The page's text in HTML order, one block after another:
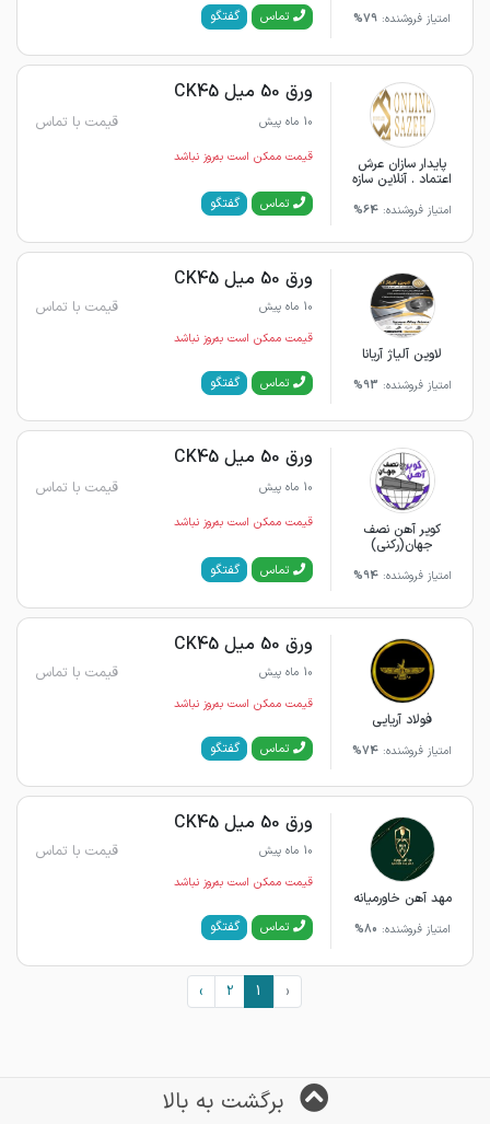
امتیاز فروشنده: 79% تماس گفتگو
پایدار سازان عرش
اعتماد . آنلاین سازه
امتیاز فروشنده:64%
ورق 50 میل CK45
10 ماه پیش قیمت با تماس
قیمت ممکن است به‌روز نباشد
تماس گفتگو
لاوین آلیاژ آریانا
امتیاز فروشنده: 93%
ورق 50 میل CK45
10 ماه پیش قیمت با تماس
قیمت ممکن است به‌روز نباشد
تماس گفتگو
کویر آهن نصف
جهان(رکنی)
امتیاز فروشنده:94%
ورق 50 میل CK45
10 ماه پیش قیمت با تماس
قیمت ممکن است به‌روز نباشد
تماس گفتگو
فولاد آریایی
امتیاز فروشنده: 74%
ورق 50 میل CK45
10 ماه پیش قیمت با تماس
قیمت ممکن است به‌روز نباشد
تماس گفتگو
مهد آهن خاورمیانه
امتیاز فروشنده: 80%
ورق 50 میل CK45
10 ماه پیش قیمت با تماس
قیمت ممکن است به‌روز نباشد
تماس گفتگو
‹
1
2
›
برگشت به بالا